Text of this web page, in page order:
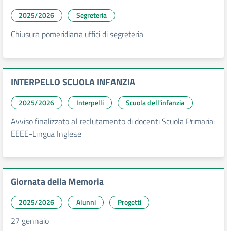
2025/2026 Segreteria
Chiusura pomeridiana uffici di segreteria
INTERPELLO SCUOLA INFANZIA
2025/2026 Interpelli Scuola dell'infanzia
Avviso finalizzato al reclutamento di docenti Scuola Primaria:
EEEE-Lingua Inglese
Giornata della Memoria
2025/2026 Alunni Progetti
27 gennaio